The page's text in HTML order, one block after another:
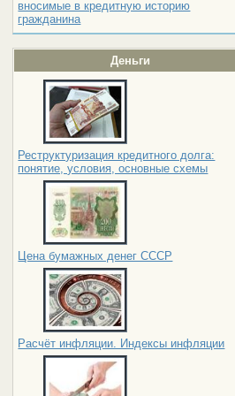
вносимые в кредитную историю
гражданина
Деньги
Реструктуризация кредитного долга:
понятие, условия, основные схемы
Цена бумажных денег СССР
Расчёт инфляции. Индексы инфляции